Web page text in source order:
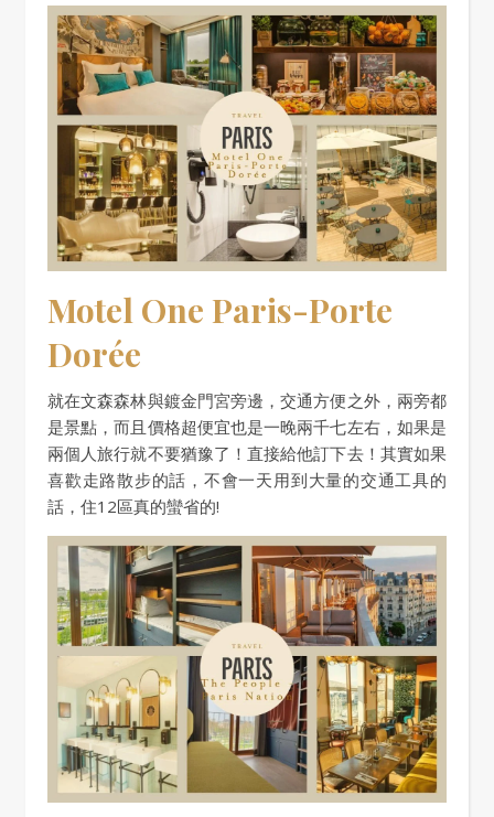
Motel One Paris-Porte
Dorée
就在文森森林與鍍金門宮旁邊，交通方便之外，兩旁都
是景點，而且價格超便宜也是一晚兩千七左右，如果是
兩個人旅行就不要猶豫了！直接給他訂下去！其實如果
喜歡走路散步的話，不會一天用到大量的交通工具的
話，住12區真的蠻省的!